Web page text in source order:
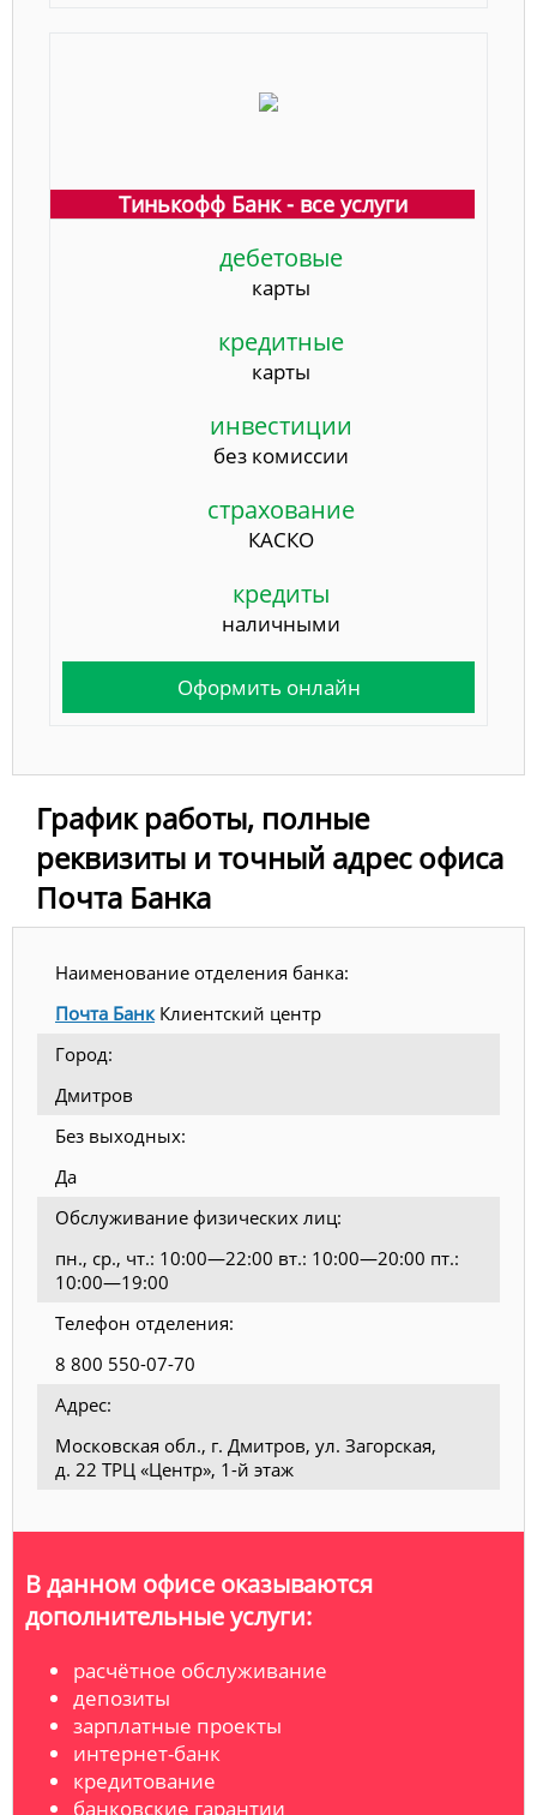
Тинькофф Банк - все услуги
дебетовые
карты
кредитные
карты
инвестиции
без комиссии
страхование
КАСКО
кредиты
наличными
Оформить онлайн
График работы, полные
реквизиты и точный адрес офиса
Почта Банка
Наименование отделения банка:
Почта БанкКлиентский центр
Город:
Дмитров
Без выходных:
Да
Обслуживание физических лиц:
пн., ср., чт.: 10:00—22:00 вт.: 10:00—20:00 пт.:
10:00—19:00
Телефон отделения:
8 800 550-07-70
Адрес:
Московская обл., г. Дмитров, ул. Загорская,
д. 22 ТРЦ «Центр», 1-й этаж
В данном офисе оказываются
дополнительные услуги:
расчётное обслуживание
депозиты
зарплатные проекты
интернет-банк
кредитование
банковские гарантии